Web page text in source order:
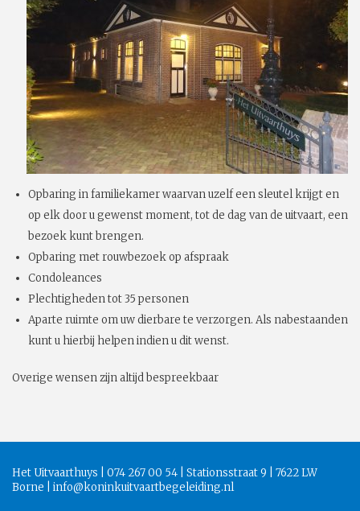
Opbaring in familiekamer waarvan uzelf een sleutel krijgt en
op elk door u gewenst moment, tot de dag van de uitvaart, een
bezoek kunt brengen.
Opbaring met rouwbezoek op afspraak
Condoleances
Plechtigheden tot 35 personen
Aparte ruimte om uw dierbare te verzorgen. Als nabestaanden
kunt u hierbij helpen indien u dit wenst.
Overige wensen zijn altijd bespreekbaar
Het Uitvaarthuys | 074 267 00 54 | Stationsstraat 9 | 7622 LW
Borne | info@koninkuitvaartbegeleiding.nl